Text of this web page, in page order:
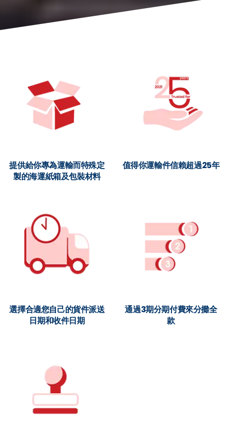
提供給你專為運輸而特殊定
製的海運紙箱及包裝材料
值得你運輸件信賴超過25年
選擇合適您自己的貨件派送
日期和收件日期
通過3期分期付費來分攤全
款